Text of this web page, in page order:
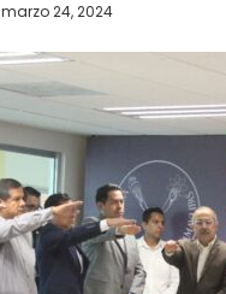
marzo 24, 2024